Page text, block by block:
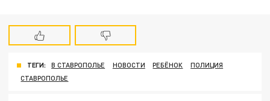
ТЕГИ: В СТАВРОПОЛЬЕ НОВОСТИ РЕБЁНОК
ПОЛИЦИЯ
СТАВРОПОЛЬЕ